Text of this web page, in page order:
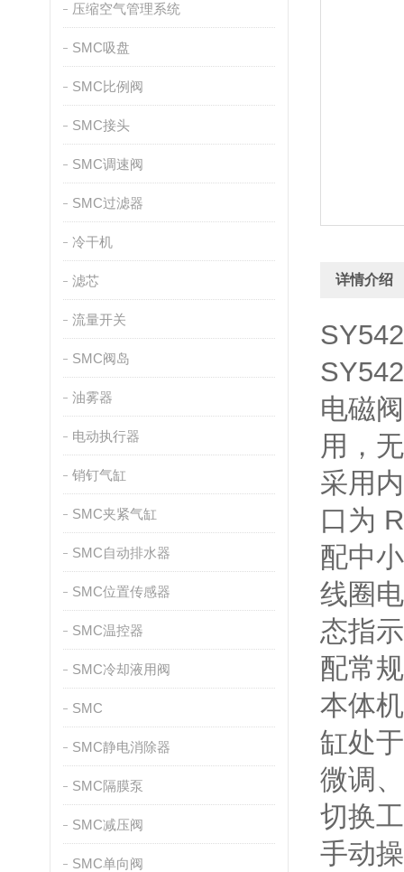
压缩空气管理系统
SMC吸盘
SMC比例阀
SMC接头
SMC调速阀
SMC过滤器
冷干机
滤芯
流量开关
SMC阀岛
油雾器
电动执行器
销钉气缸
SMC夹紧气缸
SMC自动排水器
SMC位置传感器
SMC温控器
SMC冷却液用阀
SMC
SMC静电消除器
SMC隔膜泵
SMC减压阀
SMC单向阀
详情介绍
电磁
用，
采用
口为
配中
线圈
态指
配常
本体
缸处
微调
切换
手动